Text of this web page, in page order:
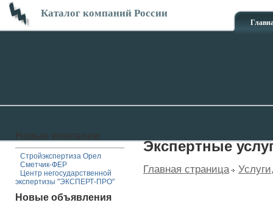
Каталог компаний России
Стройэкспертиза Орел
Сметчик-ФЕР
Центр негосударственной
экспертизы "ЭКСПЕРТ-ПРО"
Новые объявления
Экспертные
Главная страница